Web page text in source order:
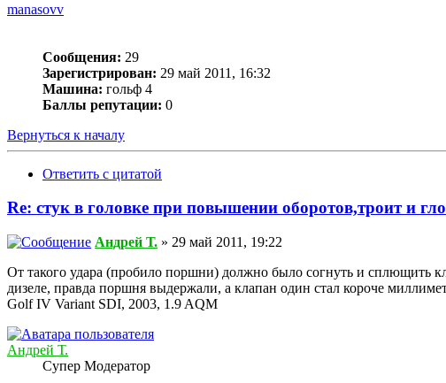
manasovv
Сообщения: 29
Зарегистрирован: 29 май 2011, 16:32
Машина: гольф 4
Баллы репутации: 0
Вернуться к началу
Ответить с цитатой
Re: стук в головке при повышении оборотов,троит и
Андрей Т. » 29 май 2011, 19:22
От такого удара (пробило поршни) должно было согнуть и сплющить
дизеле, правда поршня выдержали, а клапан один стал короче
Golf IV Variant SDI, 2003, 1.9 AQM
Андрей Т.
Супер Модератор